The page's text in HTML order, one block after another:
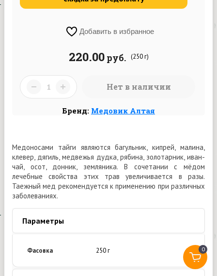
Добавить в избранное
220.00руб. (250 г)
Нет в наличии
Бренд: Медовик Алтая
Медоносами тайги являются багульник, кипрей, малина,
клевер, дягиль, медвежья дудка, рябина, золотарник, иван-
чай, осот, донник, земляника. В сочетании с мёдом
лечебные свойства этих трав увеличивается в разы.
Таежный мед рекомендуется к применению при различных
заболеваниях.
Параметры
Фасовка 250 г 0